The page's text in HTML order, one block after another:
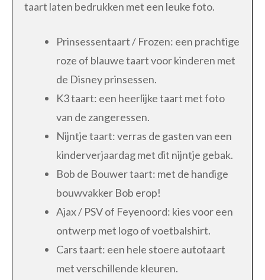
taart laten bedrukken met een leuke foto.
Prinsessentaart / Frozen: een prachtige
roze of blauwe taart voor kinderen met
de Disney prinsessen.
K3 taart: een heerlijke taart met foto
van de zangeressen.
Nijntje taart: verras de gasten van een
kinderverjaardag met dit nijntje gebak.
Bob de Bouwer taart: met de handige
bouwvakker Bob erop!
Ajax / PSV of Feyenoord: kies voor een
ontwerp met logo of voetbalshirt.
Cars taart: een hele stoere autotaart
met verschillende kleuren.